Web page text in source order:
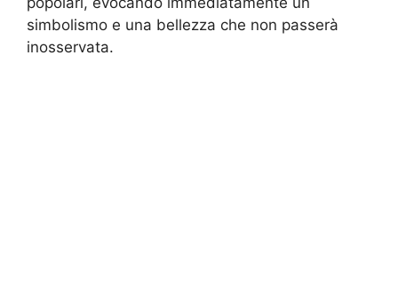
simbolismo e una bellezza che non passerà
inosservata.